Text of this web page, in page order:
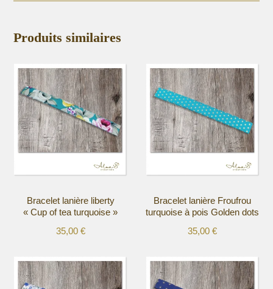
Produits similaires
Bracelet lanière liberty
« Cup of tea turquoise »
35,00 €
plusieurs
Bracelet lanière Froufrou
turquoise à pois Golden dots
35,00€
plusieurs